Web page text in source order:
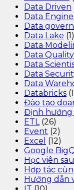
Data Driven
Data
Data
Data Lake (1)
Data
Data Quality
Data
Data
Data
Databricks
Đào tạo
Định hướng
ETL(26)
Event (2)
Excel (12)
Google
Học viên
Hợp tác
Hướng dẫn